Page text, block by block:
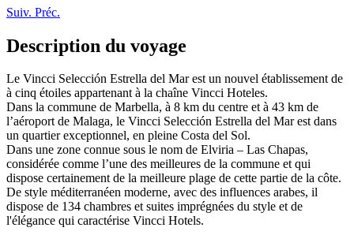
Suiv. Préc.
Description du voyage
Le Vincci Selección Estrella del Mar est un nouvel établissement de
à cinq étoiles appartenant à la chaîne Vincci Hoteles.
Dans la commune de Marbella, à 8 km du centre et à 43 km de
l’aéroport de Malaga, le Vincci Selección Estrella del Mar est dans
un quartier exceptionnel, en pleine Costa del Sol.
Dans une zone connue sous le nom de Elviria – Las Chapas,
considérée comme l’une des meilleures de la commune et qui
dispose certainement de la meilleure plage de cette partie de la côte.
De style méditerranéen moderne, avec des influences arabes, il
dispose de 134 chambres et suites imprégnées du style et de
l'élégance qui caractérise Vincci Hotels.